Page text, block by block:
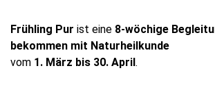
Frühling Pur ist eine 8-wöchige
bekommen mit Naturheilkunde
vom 1. März bis 30. April.